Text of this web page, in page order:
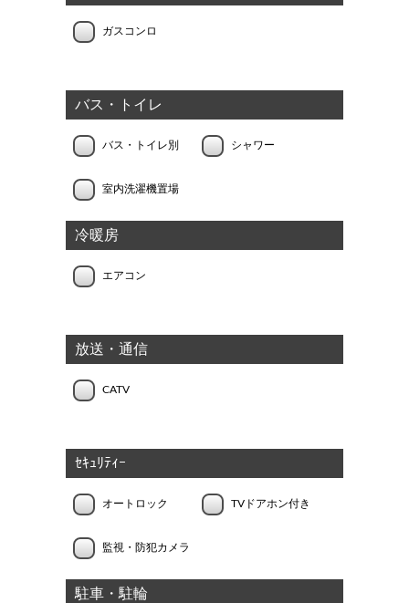
ガスコンロ
バス・トイレ
バス・トイレ別 シャワー
室内洗濯機置場
冷暖房
エアコン
放送・通信
CATV
ｾｷｭﾘﾃｨｰ
オートロック TVドアホン付き
監視・防犯カメラ
駐車・駐輪